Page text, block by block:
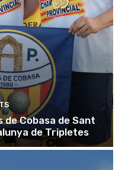
de Cobasa de Sant
de Tripletes